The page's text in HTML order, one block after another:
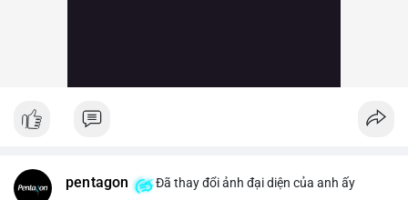
pentagon Đã thay đổi ảnh đại diện của anh ấy